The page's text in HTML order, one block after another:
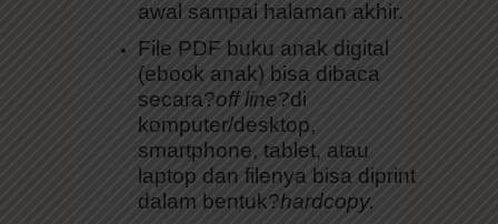
awal sampai halaman akhir.
File PDF buku anak digital
(ebook anak) bisa dibaca
secara?off line?di
komputer/desktop,
smartphone, tablet, atau
laptop dan filenya bisa diprint
dalam bentuk?hardcopy.